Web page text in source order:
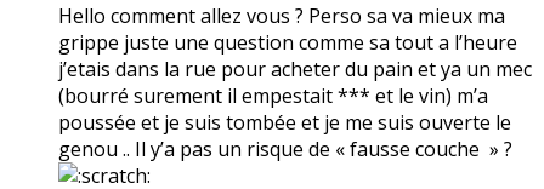
Hello comment allez vous ? Perso sa va mieux ma
grippe juste une question comme sa tout a l’heure
j’etais dans la rue pour acheter du pain et ya un mec
(bourré surement il empestait *** et le vin) m’a
poussée et je suis tombée et je me suis ouverte le
genou .. Il y’a pas un risque de « fausse couche » ?